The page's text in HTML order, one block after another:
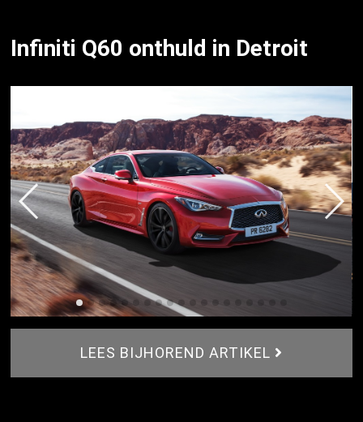
Infiniti Q60 onthuld in Detroit
LEES BIJHOREND ARTIKEL